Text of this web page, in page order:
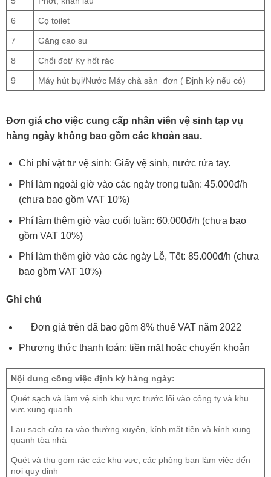
6 Cọ toilet
7 Găng cao su
8 Chổi đót/ Ky hốt rác
9 Máy hút bụi/Nước Máy chà sàn đơn ( Định kỳ nếu có)
Đơn giá cho việc cung cấp nhân viên vệ sinh tạp vụ
hàng ngày không bao gồm các khoản sau.
Chi phí vật tư vệ sinh: Giấy vệ sinh, nước rửa tay.
Phí làm ngoài giờ vào các ngày trong tuần: 45.000đ/h
(chưa bao gồm VAT 10%)
Phí làm thêm giờ vào cuối tuần: 60.000đ/h (chưa bao
gồm VAT 10%)
Phí làm thêm giờ vào các ngày Lễ, Tết: 85.000đ/h (chưa
bao gồm VAT 10%)
Ghi chú
Đơn giá trên đã bao gồm 8% thuế VAT năm 2022
Phương thức thanh toán: tiền mặt hoặc chuyển khoản
Nội dung công việc định kỳ hàng ngày:
Quét sạch và làm vệ sinh khu vực trước lối vào công ty và khu
vực xung quanh
Lau sạch cửa ra vào thường xuyên, kính mặt tiền và kính xung
quanh tòa nhà
Quét và thu gom rác các khu vực, các phòng ban làm việc đến
nơi quy định